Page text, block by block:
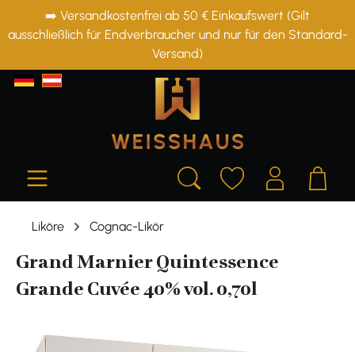
springen
➡️ Versandkostenfrei ab 50 € Einkaufswert (Gilt
ausschließlich für Endverbraucher und nur für den Standard-
Versand)
Liköre Cognac-Likör
Grand Marnier Quintessence
Grande Cuvée 40% vol. 0,70l
Bildergalerie überspringen